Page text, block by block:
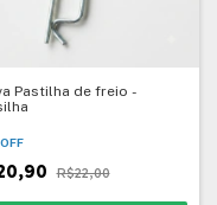
Pastilha de freio -
OFF
R$22,00